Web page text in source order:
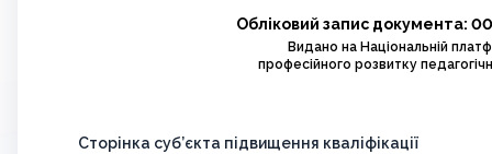
Обліковий запис документа:
Видано на Національній
професійного розвитку
Сторінка суб’єкта підвищення кваліфікації